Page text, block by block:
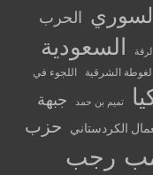
الحرب
الرقة السعودية
الغوطة الشرقية اللجوء في
تميم بن حمد
جبهة
الكردستاني
حزب
رجب